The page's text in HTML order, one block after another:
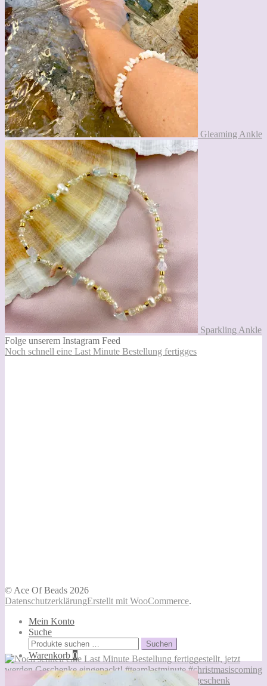
Gleaming Ankle
Sparkling Ankle
Folge unserem Instagram Feed
Noch schnell eine Last Minute Bestellung fertigges
© Ace Of Beads 2026
DatenschutzerklärungErstellt mit WooCommerce.
Mein Konto
Suche
Suchen
nach:
Suchen
Warenkorb 0